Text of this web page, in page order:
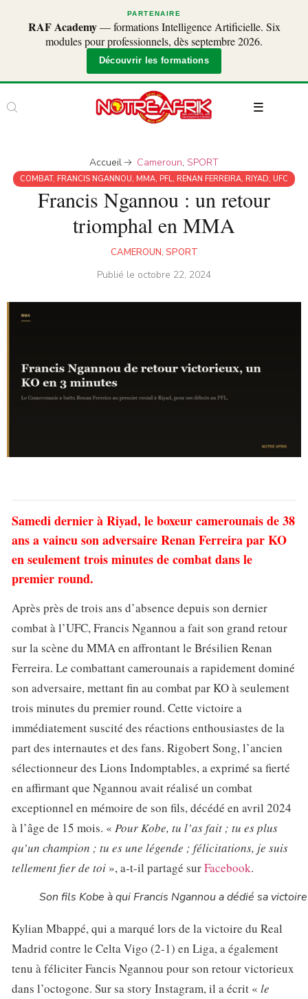
PARTENAIRE
RAF Academy— formations Intelligence Artificielle. Six
modules pour professionnels, dès septembre 2026.
Découvrir les formations
Accueil Cameroun, SPORT
COMBAT, FRANCIS NGANNOU, MMA, PFL, RENAN FERREIRA, RIYAD, UFC
Francis Ngannou : un retour
triomphal en MMA
CAMEROUN, SPORT
Publié le octobre 22, 2024
Samedi dernier à Riyad, le boxeur camerounais de 38
ans a vaincu son adversaire Renan Ferreira par KO
en seulement trois minutes de combat dans le
premier round.
Après près de trois ans d’absence depuis son dernier
combat à l’UFC, Francis Ngannou a fait son grand retour
sur la scène du MMA en affrontant le Brésilien Renan
Ferreira. Le combattant camerounais a rapidement dominé
son adversaire, mettant fin au combat par KO à seulement
trois minutes du premier round. Cette victoire a
immédiatement suscité des réactions enthousiastes de la
part des internautes et des fans. Rigobert Song, l’ancien
sélectionneur des Lions Indomptables, a exprimé sa fierté
en affirmant que Ngannou avait réalisé un combat
exceptionnel en mémoire de son fils, décédé en avril 2024
à l’âge de 15 mois. « Pour Kobe, tu l’as fait ; tu es plus
qu’un champion ; tu es une légende ; félicitations, je suis
tellement fier de toi », a-t-il partagé surFacebook.
Son fils Kobe à qui Francis Ngannou a dédié sa victoire
Kylian Mbappé, qui a marqué lors de la victoire du Real
Madrid contre le Celta Vigo (2-1) en Liga, a également
tenu à féliciter Fancis Ngannou pour son retour victorieux
dans l’octogone. Sur sa story Instagram, il a écrit « le